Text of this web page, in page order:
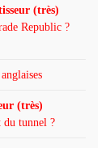
(très)
Republic ?
(très)
tunnel ?